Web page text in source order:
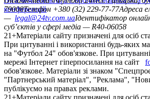
конференцій
79008Телефон +380 (32) 229-77-77Адреса
— legal@24tv.com.uaІдентифікатор
суб’єктів у сфері медіа — R40-06058
21+Матеріали сайту призначені для осіб
При цитуванні і використанні будь-яких
на "Футбол 24" обов'язкове. При цитуванні
мережі Інтернет гіперпосилання на сайт
обов'язкове. Матеріали зі знаком
"Партнерський матеріал", "Реклама",
публікуємо на правах реклами.